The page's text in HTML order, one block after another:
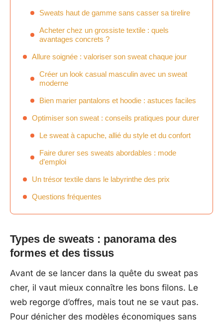
Sweats haut de gamme sans casser sa tirelire
Acheter chez un grossiste textile : quels
avantages concrets ?
Allure soignée : valoriser son sweat chaque jour
Créer un look casual masculin avec un sweat
moderne
Bien marier pantalons et hoodie : astuces faciles
Optimiser son sweat : conseils pratiques pour durer
Le sweat à capuche, allié du style et du confort
Faire durer ses sweats abordables : mode
d’emploi
Un trésor textile dans le labyrinthe des prix
Questions fréquentes
Types de sweats : panorama des
formes et des tissus
Avant de se lancer dans la quête du sweat pas
cher, il vaut mieux connaître les bons filons. Le
web regorge d’offres, mais tout ne se vaut pas.
Pour dénicher des modèles économiques sans